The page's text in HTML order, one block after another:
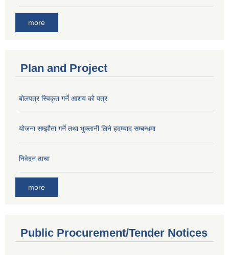
more
Plan and Project
बोलपत्र स्विकृत गर्ने आशय को पत्र
योजना सम्झौता गर्ने तथा भुक्तानी लिने हदम्याद सम्बन्धमा
निवेदन ढाचा
more
Public Procurement/Tender Notices